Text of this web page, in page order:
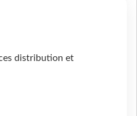
distribution et